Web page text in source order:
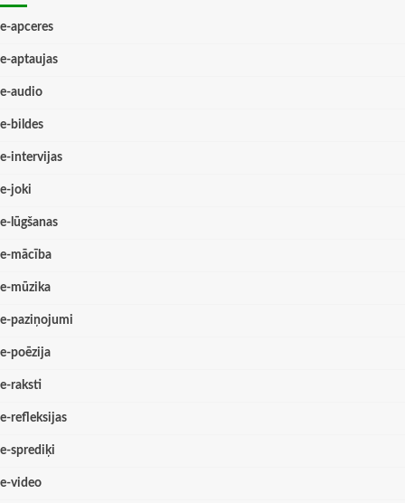
e-apceres
e-aptaujas
e-audio
e-bildes
e-intervijas
e-joki
e-lūgšanas
e-mācība
e-mūzika
e-paziņojumi
e-poēzija
e-raksti
e-refleksijas
e-sprediķi
e-video